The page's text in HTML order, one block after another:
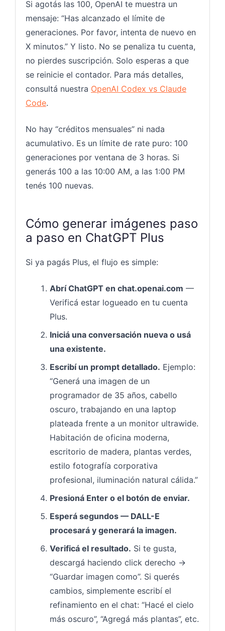
Si agotás las 100, OpenAI te muestra un
mensaje: “Has alcanzado el límite de
generaciones. Por favor, intenta de nuevo en
X minutos.” Y listo. No se penaliza tu cuenta,
no pierdes suscripción. Solo esperas a que
se reinicie el contador. Para más detalles,
consultá nuestra OpenAI Codex vs Claude
Code.
No hay “créditos mensuales” ni nada
acumulativo. Es un límite de rate puro: 100
generaciones por ventana de 3 horas. Si
generás 100 a las 10:00 AM, a las 1:00 PM
tenés 100 nuevas.
Cómo generar imágenes paso
a paso en ChatGPT Plus
Si ya pagás Plus, el flujo es simple:
Abrí ChatGPT en chat.openai.com —
Verificá estar logueado en tu cuenta
Plus.
Iniciá una conversación nueva o usá
una existente.
Escribí un prompt detallado. Ejemplo:
“Generá una imagen de un
programador de 35 años, cabello
oscuro, trabajando en una laptop
plateada frente a un monitor ultrawide.
Habitación de oficina moderna,
escritorio de madera, plantas verdes,
estilo fotografía corporativa
profesional, iluminación natural cálida.”
Presioná Enter o el botón de enviar.
Esperá segundos — DALL-E
procesará y generará la imagen.
Verificá el resultado. Si te gusta,
descargá haciendo click derecho →
“Guardar imagen como”. Si querés
cambios, simplemente escribí el
refinamiento en el chat: “Hacé el cielo
más oscuro”, “Agregá más plantas”, etc.